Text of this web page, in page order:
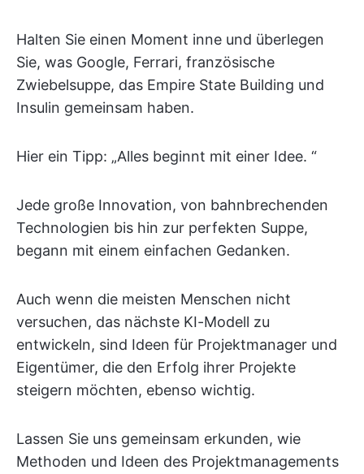
Halten Sie einen Moment inne und überlegen
Sie, was Google, Ferrari, französische
Zwiebelsuppe, das Empire State Building und
Insulin gemeinsam haben.
Hier ein Tipp: „Alles beginnt mit einer Idee. “
Jede große Innovation, von bahnbrechenden
Technologien bis hin zur perfekten Suppe,
begann mit einem einfachen Gedanken.
Auch wenn die meisten Menschen nicht
versuchen, das nächste KI-Modell zu
entwickeln, sind Ideen für Projektmanager und
Eigentümer, die den Erfolg ihrer Projekte
steigern möchten, ebenso wichtig.
Lassen Sie uns gemeinsam erkunden, wie
Methoden und Ideen des Projektmanagements